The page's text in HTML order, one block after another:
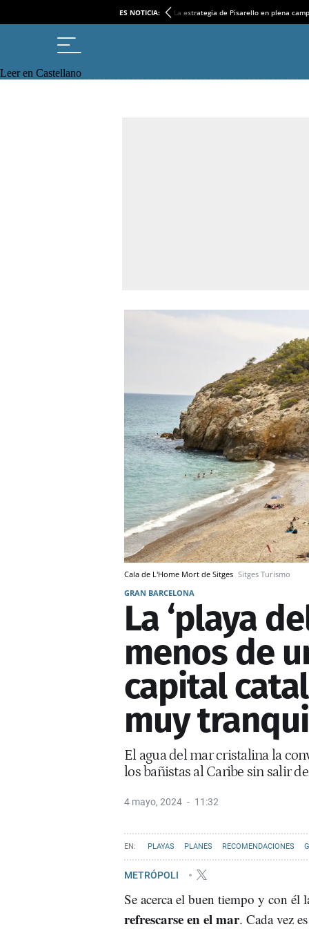
ES NOTICIA: La estrategia de Pisarello en plena
Leer en Castellano
Cala de L'Home Mort de Sitges Sitges Turismo
GRAN BARCELONA
La ‘playa
menos de
capital
muy
El agua del mar cristalina la
los bañistas al Caribe sin salir
4 mayo, 2024 11:32
PLAYAS PLANES RECOMENDACIONES
METRÓPOLI
Se acerca el buen tiempo y con él
refrescarse en el mar. Cada vez